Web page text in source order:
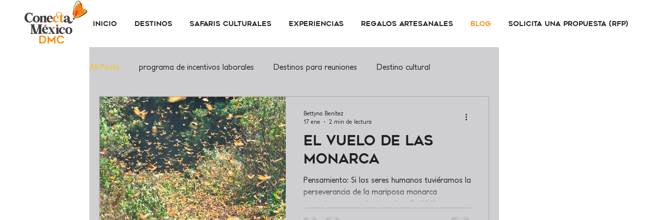
Inicio Destinos Safaris Culturales Experiencias Regalos Artesanales Blog Solicita una propuesta (RFP)
All Posts programa de incentivos laborales Destinos para reuniones Destino cultural
Destino histórico Patrimonio Mundial
El Vuelo de las
Monarca
Pensamiento: Si los seres humanos tuviéramos la
perseverancia de la mariposa monarca
lograríamos grandes hazañas. En 2012 se
Bettyna Benítez
17 ene
2 min de lectura